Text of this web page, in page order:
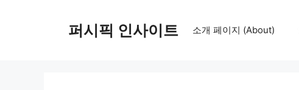
퍼시픽 인사이트 소개 페이지 (About)